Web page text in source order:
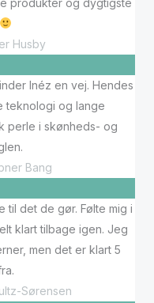
Husby
Inéz en vej. Hendes
teknologi og lange
perle i skønheds- og
Bang
til det de gør. Følte mig i
klart tilbage igen. Jeg
men det er klart 5
Sørensen